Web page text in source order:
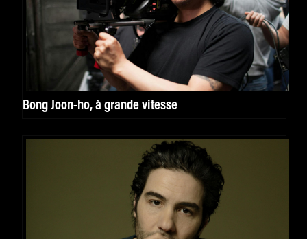
Bong Joon-ho, à grande vitesse